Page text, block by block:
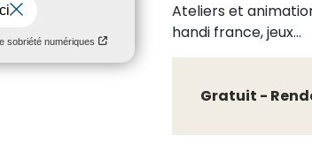
Ateliers et
handi france, jeux...
Gratuit -